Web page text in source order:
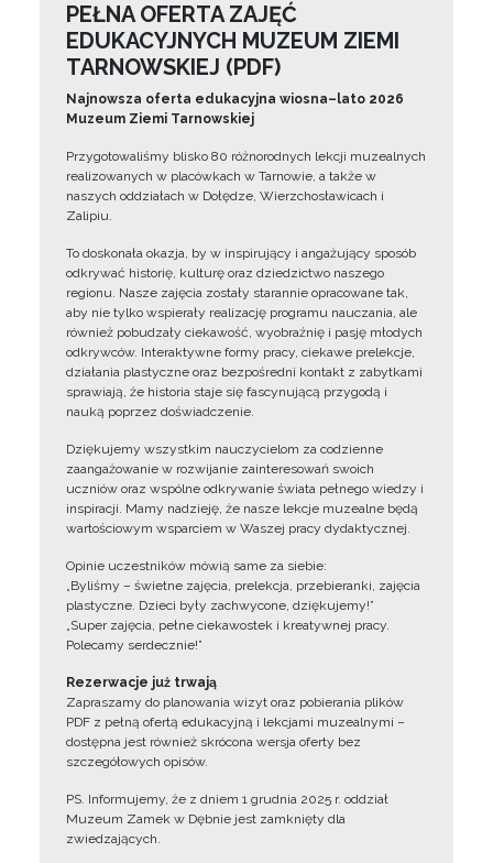
PEŁNA OFERTA ZAJĘĆ
EDUKACYJNYCH MUZEUM ZIEMI
TARNOWSKIEJ (PDF)
Najnowsza oferta edukacyjna wiosna–lato 2026
Muzeum Ziemi Tarnowskiej
Przygotowaliśmy blisko 80 różnorodnych lekcji muzealnych
realizowanych w placówkach w Tarnowie, a także w
naszych oddziałach w Dołędze, Wierzchosławicach i
Zalipiu.
To doskonała okazja, by w inspirujący i angażujący sposób
odkrywać historię, kulturę oraz dziedzictwo naszego
regionu. Nasze zajęcia zostały starannie opracowane tak,
aby nie tylko wspierały realizację programu nauczania, ale
również pobudzały ciekawość, wyobraźnię i pasję młodych
odkrywców. Interaktywne formy pracy, ciekawe prelekcje,
działania plastyczne oraz bezpośredni kontakt z zabytkami
sprawiają, że historia staje się fascynującą przygodą i
nauką poprzez doświadczenie.
Dziękujemy wszystkim nauczycielom za codzienne
zaangażowanie w rozwijanie zainteresowań swoich
uczniów oraz wspólne odkrywanie świata pełnego wiedzy i
inspiracji. Mamy nadzieję, że nasze lekcje muzealne będą
wartościowym wsparciem w Waszej pracy dydaktycznej.
Opinie uczestników mówią same za siebie:
„Byliśmy – świetne zajęcia, prelekcja, przebieranki, zajęcia
plastyczne. Dzieci były zachwycone, dziękujemy!”
„Super zajęcia, pełne ciekawostek i kreatywnej pracy.
Polecamy serdecznie!”
Rezerwacje już trwają
Zapraszamy do planowania wizyt oraz pobierania plików
PDF z pełną ofertą edukacyjną i lekcjami muzealnymi –
dostępna jest również skrócona wersja oferty bez
szczegółowych opisów.
PS. Informujemy, że z dniem 1 grudnia 2025 r. oddział
Muzeum Zamek w Dębnie jest zamknięty dla
zwiedzających.